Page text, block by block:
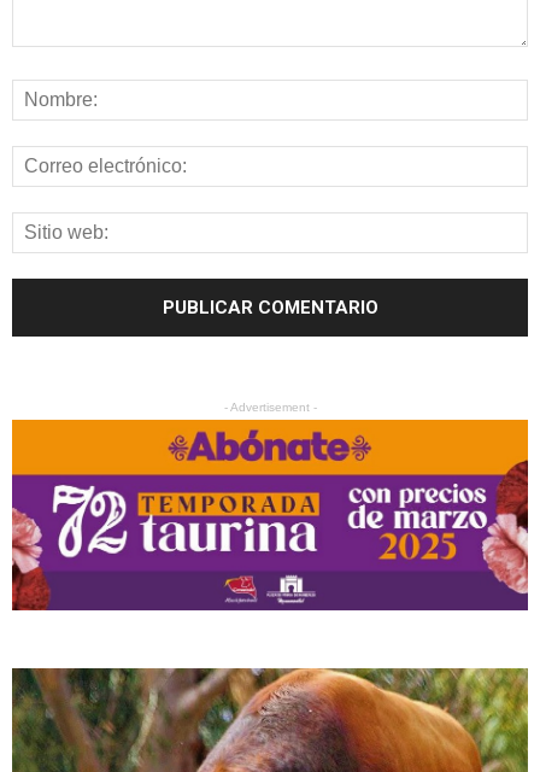
- Advertisement -